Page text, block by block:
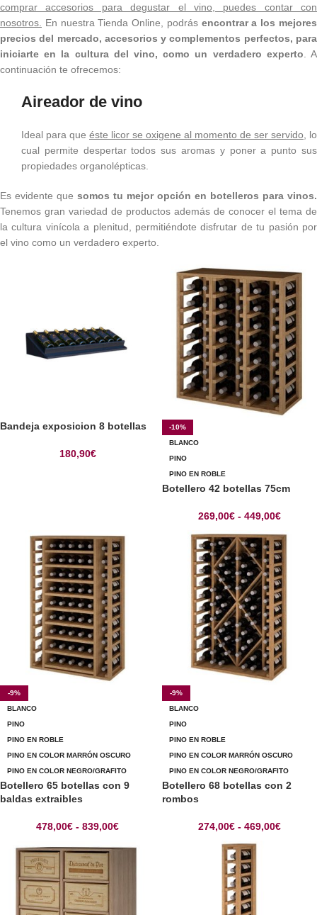
comprar accesorios para degustar el vino, puedes contar con
nosotros.
En nuestra Tienda Online, podrás encontrar a los mejores
precios del mercado, accesorios y complementos perfectos, para
iniciarte en la cultura del vino, como un verdadero experto . A
continuación te ofrecemos:
Aireador de vino
Ideal para que éste licor se oxigene al momento de ser servido,
lo
cual permite despertar todos sus aromas y poner a punto sus
propiedades organolépticas.
Es evidente que somos tu mejor opción en botelleros para vinos.
Tenemos gran variedad de productos además de conocer el tema de
la cultura vinícola a plenitud, permitiéndote disfrutar de tu pasión por
el vino como un verdadero experto.
Bandeja exposicion 8 botellas
180,90€
-10%
BLANCO
PINO
PINO EN ROBLE
Botellero 42 botellas 75cm
269,00€ - 449,00€
-9%
BLANCO
PINO
PINO EN ROBLE
PINO EN COLOR MARRÓN OSCURO
PINO EN COLOR NEGRO/GRAFITO
Botellero 65 botellas con 9
baldas extraibles
478,00€ - 839,00€
-9%
BLANCO
PINO
PINO EN ROBLE
PINO EN COLOR MARRÓN OSCURO
PINO EN COLOR NEGRO/GRAFITO
Botellero 68 botellas con 2
rombos
274,00€ - 469,00€